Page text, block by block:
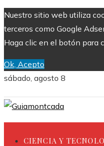
Nuestro sitio web utiliza
terceros como Google
Haga clic en el botón para
Ok, Acepto
sábado, agosto 8
CIENCIA Y